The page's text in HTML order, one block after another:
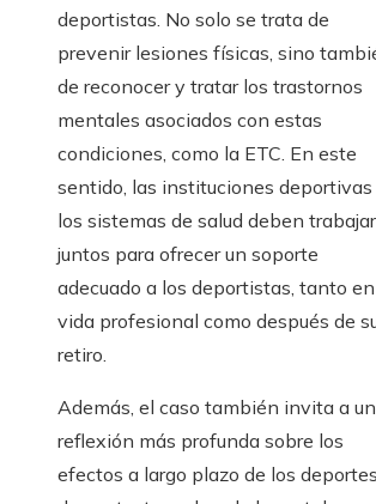
deportistas. No solo se trata de
prevenir lesiones físicas, sino
de reconocer y tratar los trastornos
mentales asociados con estas
condiciones, como la ETC. En este
sentido, las instituciones deportivas
los sistemas de salud deben trabajar
juntos para ofrecer un soporte
adecuado a los deportistas, tanto en
vida profesional como después de
retiro.
Además, el caso también invita a
reflexión más profunda sobre los
efectos a largo plazo de los deportes